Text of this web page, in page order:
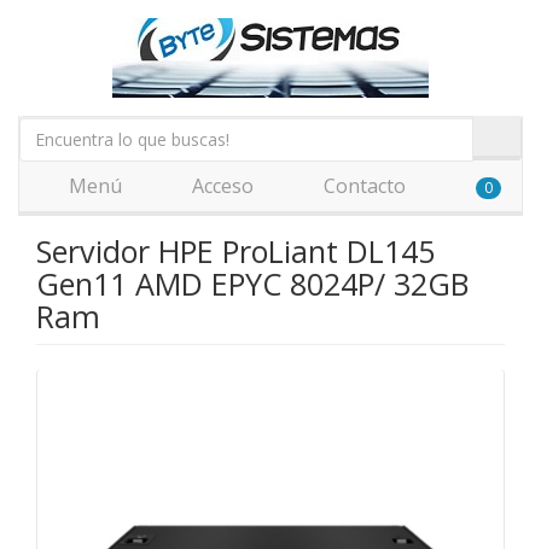
Menú Acceso Contacto 0
Servidor HPE ProLiant DL145
Gen11 AMD EPYC 8024P/ 32GB
Ram